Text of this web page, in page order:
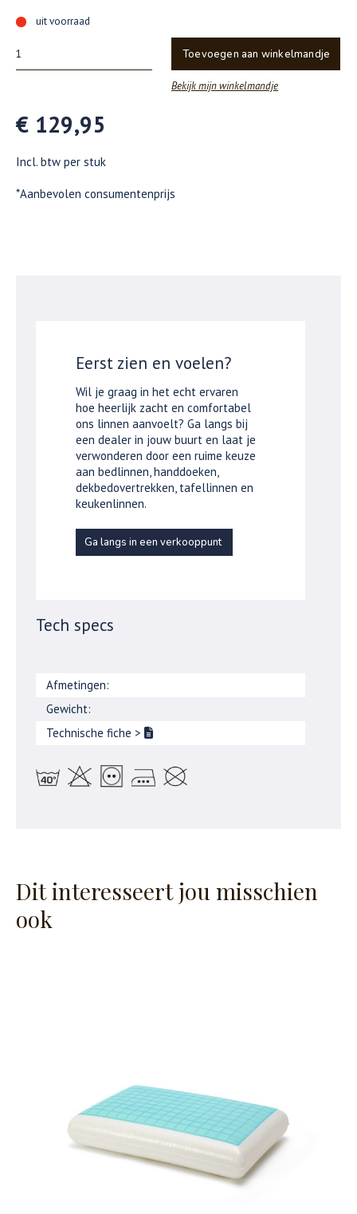
uit voorraad
Toevoegen aan winkelmandje
Bekijk mijn winkelmandje
€ 129,95
Incl. btw per stuk
*Aanbevolen consumentenprijs
Eerst zien en voelen?
Wil je graag in het echt ervaren
hoe heerlijk zacht en comfortabel
ons linnen aanvoelt? Ga langs bij
een dealer in jouw buurt en laat je
verwonderen door een ruime keuze
aan bedlinnen, handdoeken,
dekbedovertrekken, tafellinnen en
keukenlinnen.
Ga langs in een verkooppunt
Tech specs
Afmetingen:
Gewicht:
Technische fiche >
Dit interesseert jou misschien
ook